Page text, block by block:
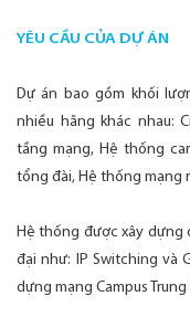
YÊU CẦU CỦA DỰ ÁN
Dự án bao gồm khối
nhiều hãng khác nhau:
tầng mạng, Hệ thống
tổng đài, Hệ thống mạng
Hệ thống được xây dựng
đại như: IP Switching và
dựng mạng Campus Trung